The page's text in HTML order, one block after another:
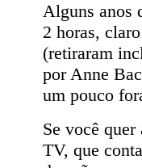
Alguns anos
2 horas,
(retiraram
por Anne
um pouco
Se você
TV, que